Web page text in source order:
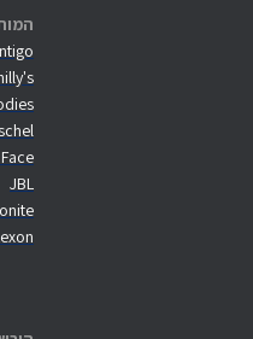
JBL